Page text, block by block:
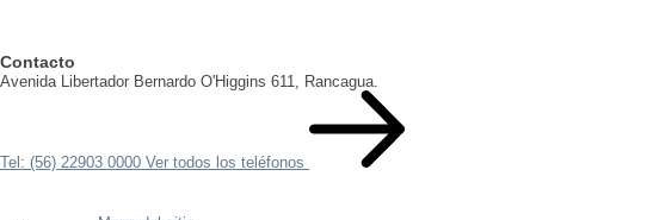
Contacto
Avenida Libertador Bernardo O'Higgins 611, Rancagua.
Tel: (56) 22903 0000 Ver todos los teléfonos